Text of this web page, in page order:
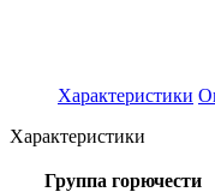
Характеристики
Характеристики
Группа горючести